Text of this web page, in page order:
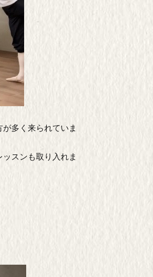
多く来られていま
スンも取り入れま